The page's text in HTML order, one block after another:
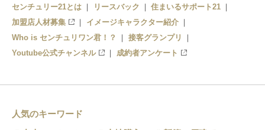
センチュリー21とは
リースバック
住まいるサポート21
加盟店人材募集
イメージキャラクター紹介
Who is センチュリワン君！？
接客グランプリ
Youtube公式チャンネル
成約者アンケート
人気のキーワード